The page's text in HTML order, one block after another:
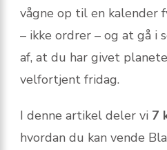
vågne op til en kalender
– ikke ordrer – og at gå i
af, at du har givet
velfortjent fridag.
I denne artikel deler vi 7
hvordan du kan vende